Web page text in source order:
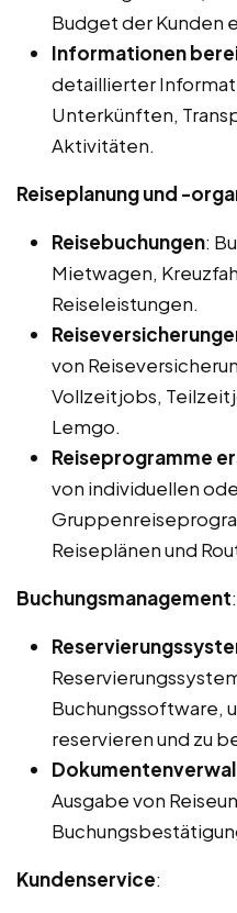
Budget der Kunden
Informationen
detaillierter
Unterkünften,
Aktivitäten.
Reiseplanung und -
Reisebuchungen:
Mietwagen,
Reiseleistungen.
von
Vollzeitjobs,
Lemgo.
Reiseprogramme
von individuellen
Reiseplänen und
Buchungsmanagement:
Buchungssoftware,
reservieren und zu
Ausgabe von
Kundenservice: